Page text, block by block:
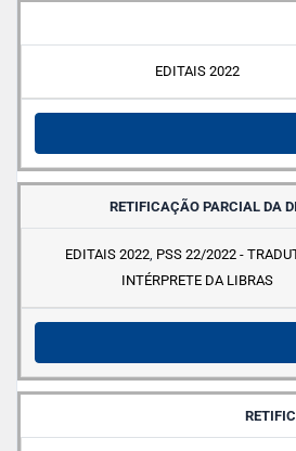
EDITAIS 2022
RETIFICAÇÃO PARCIAL DA
EDITAIS 2022, PSS 22/2022 -
INTÉRPRETE DA LIBRAS